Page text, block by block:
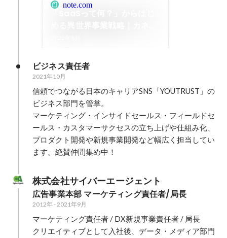
note.com
ビジネス責任者
2021年10月
信頼でつながる日本のキャリアSNS「YOUTRUST」の
ビジネス部門を管掌。
マーケティング・インサイドセールス・フィールドセ
ールス・カスタマーサクセスの立ち上げや仕組み化、
プロダクト開発や新規事業開発など幅広く担当してい
ます。絶賛仲間集め中！
株式会社サイバーエージェント
広告事業本部 マーケティング責任者/局長
2012年-2021年9月
マーケティング責任者 / DX新規事業責任者 / 局長
クリエイティブとして入社後、データ・メディア部門